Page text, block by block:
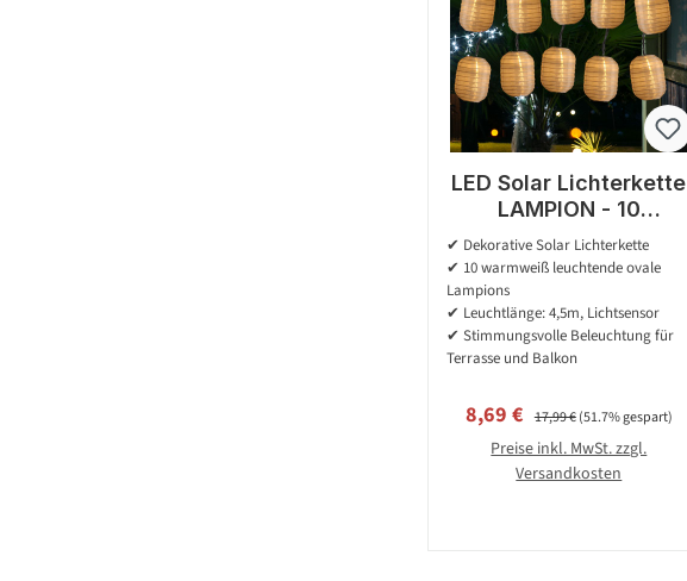
LED Solar Lichterkette
LAMPION - 10
warmweiße LED - L:
4,5m - D: 7,5cm -
Lichtsensor - weiß
✔ Dekorative Solar Lichterkette
✔ 10 warmweiß leuchtende ovale
Lampions
✔ Leuchtlänge: 4,5m, Lichtsensor
✔ Stimmungsvolle Beleuchtung für
Terrasse und Balkon
Verkaufspreis:
8,69 € Regulärer Preis:
17,99 €(51.7% gespart)
Preise inkl. MwSt. zzgl.
Versandkosten